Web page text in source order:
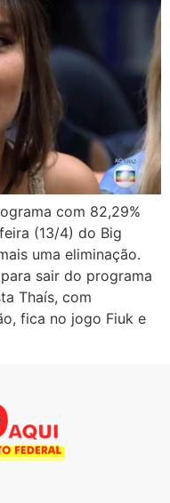
com 82,29%
(13/4) do Big
uma eliminação.
sair do programa
Thaís, com
fica no jogo Fiuk e